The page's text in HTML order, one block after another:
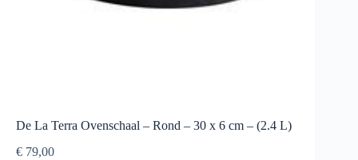
De La Terra Ovenschaal – Rond – 30 x 6 cm – (2.4 L)
€ 79,00